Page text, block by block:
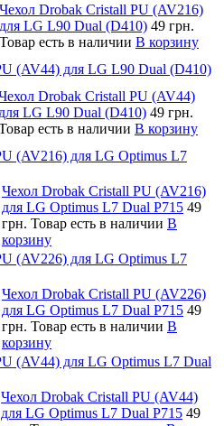
Чехол Drobak Cristall PU (AV216)
для LG L90 Dual (D410) 49 грн.
Товар есть в наличии В корзину
(AV44) для LG L90 Dual (D410)
Drobak Cristall PU (AV44)
для LG L90 Dual (D410) 49 грн.
есть в наличии В корзину
(AV216) для LG Optimus L7
Чехол Drobak Cristall PU (AV216)
для LG Optimus L7 Dual P715 49
грн. Товар есть в наличии В
корзину
(AV226) для LG Optimus L7
Чехол Drobak Cristall PU (AV226)
для LG Optimus L7 Dual P715 49
грн. Товар есть в наличии В
корзину
(AV44) для LG Optimus L7 Dual
Чехол Drobak Cristall PU (AV44)
для LG Optimus L7 Dual P715 49